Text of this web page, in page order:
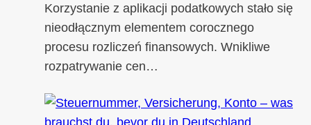
Korzystanie z aplikacji podatkowych stało się
nieodłącznym elementem corocznego
procesu rozliczeń finansowych. Wnikliwe
rozpatrywanie cen…